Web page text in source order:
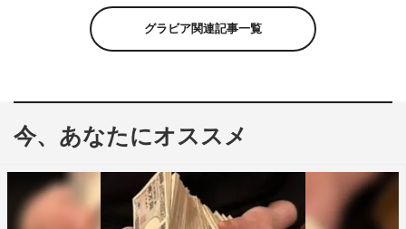
バーの“ギア”から特訓を受けた。
グラビア関連記事一覧
今、あなたにオススメ